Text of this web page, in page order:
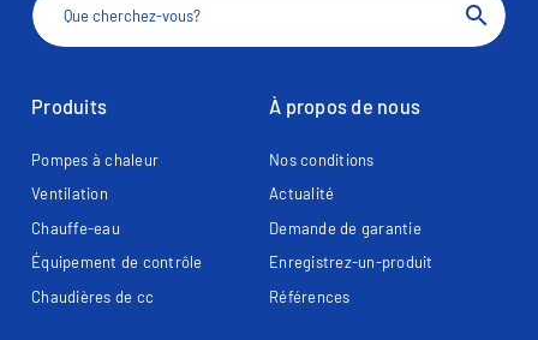
search
Produits
Pompes à chaleur
Ventilation
Chauffe-eau
Équipement de contrôle
Chaudières de cc
À propos de nous
Nos conditions
Actualité
Demande de garantie
Enregistrez-un-produit
Références